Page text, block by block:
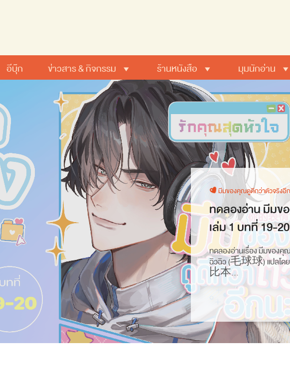
อีบุ๊ก ข่าวสาร & กิจกรรม ร้านหนังสือ มุมนักอ่าน
มีมของคุณดูดีกว่าตัวจริงอี
ทดลองอ่าน มีมข
เล่ม 1 บทที่ 19-
ทดลองอ่านเรื่อง มีมของคุ
ฉิวฉิว (毛球球) แปลโด
比本...